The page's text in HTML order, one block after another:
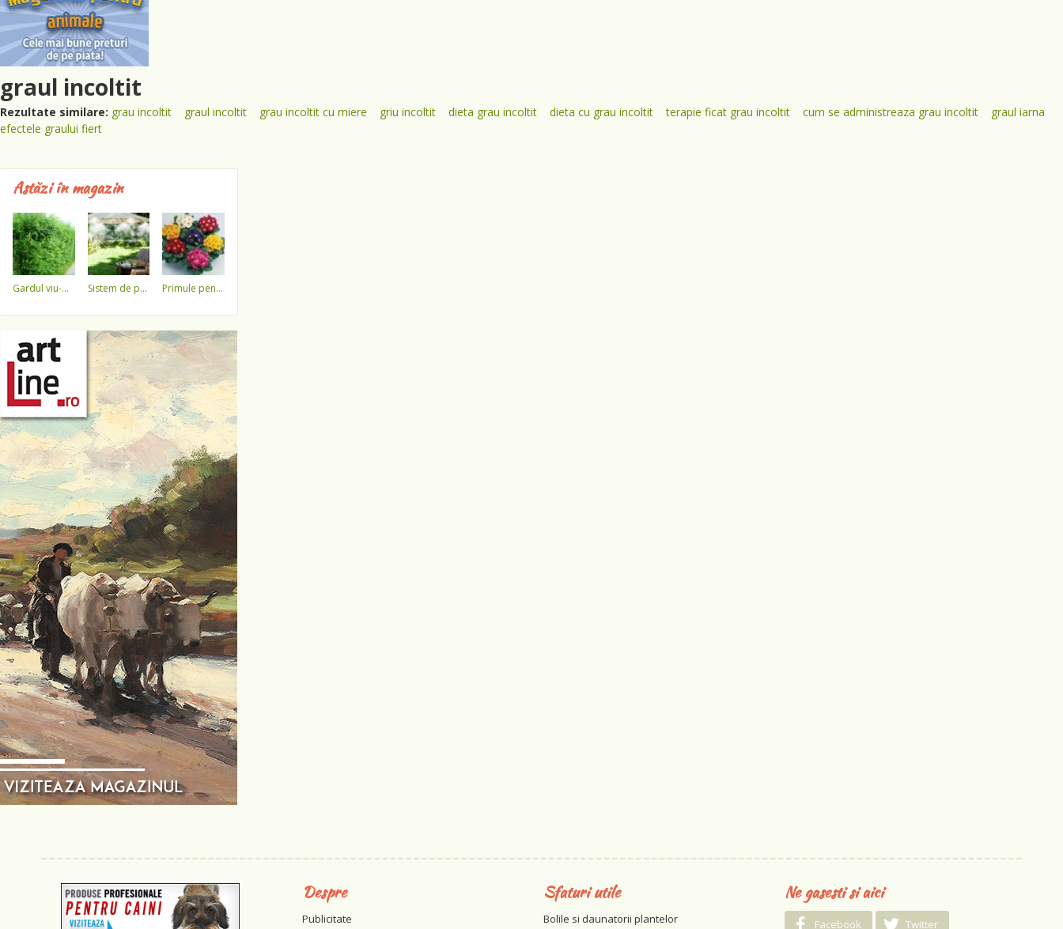
graul incoltit
Rezultate similare: grau incoltit graul incoltit grau incoltit cu miere griu incoltit dieta grau incoltit dieta cu grau incoltit terapie ficat grau incoltit cum se administreaza grau incoltit
graul iarna
efectele graului fiert
Astăzi în magazin
gardul viu-minune! sistem de pulverizare a apei primule pentru 1 martie 3,5 lei / ghiveci !!!!
Despre
Publicitate
Sfaturi utile
Bolile si daunatorii plantelor
Ne gasesti si aici
Facebook Twitter